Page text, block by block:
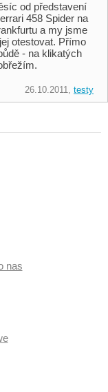
od představení
458 Spider na
a my jsme
otestovat. Přímo
- na klikatých
26.10.2011, testy
nas